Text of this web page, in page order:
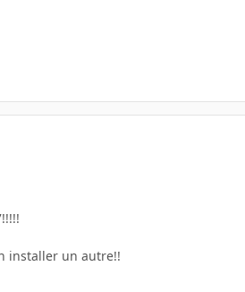
installer un autre!!